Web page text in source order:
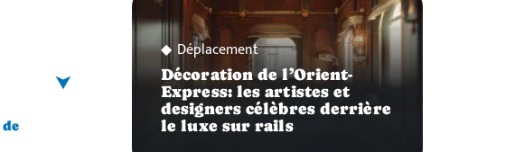
de
Déplacement
Décoration de l’Orient-
Express: les artistes et
designers célèbres derrière
le luxe sur rails